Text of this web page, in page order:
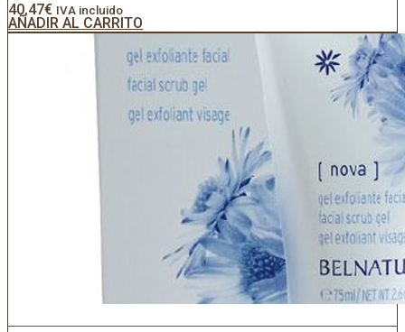
40,47€ IVA incluido
AÑADIR AL CARRITO